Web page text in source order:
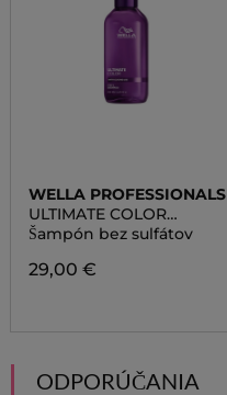
WELLA PROFESSIONALS
ULTIMATE COLOR
SHAMPOO
Šampón bez sulfátov
29,00 €
ODPORÚČANIA